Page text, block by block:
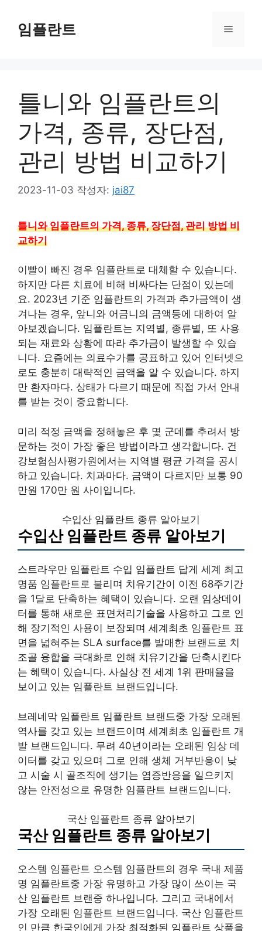
임플란트 메
틀니와 임플란트의
가격, 종류, 장단점,
관리 방법 비교하기
2023-11-03 작성자: jai87
틀니와 임플란트의 가격, 종류, 장단점, 관리 방법 비
교하기
이빨이 빠진 경우 임플란트로 대체할 수 있습니다.
하지만 다른 치료에 비해 비싸다는 단점이 있는데
요. 2023년 기준 임플란트의 가격과 추가금액이 생
겨나는 경우, 앞니와 어금니의 금액등에 대하여 알
아보겠습니다. 임플란트는 지역별, 종류별, 또 사용
되는 재료와 상황에 따라 추가금이 발생할 수 있습
니다. 요즘에는 의료수가를 공표하고 있어 인터넷으
로도 충분히 대략적인 금액을 알 수 있습니다. 하지
만 환자마다. 상태가 다르기 때문에 직접 가서 안내
를 받는 것이 중요합니다.
미리 적정 금액을 정해놓은 후 몇 군데를 추려서 방
문하는 것이 가장 좋은 방법이라고 생각합니다. 건
강보험심사평가원에서는 지역별 평균 가격을 공시
하고 있습니다. 치과마다. 금액이 다르지만 보통 90
만원 170만 원 사이입니다.
수입산 임플란트 종류 알아보기
수입산 임플란트 종류 알아보기
스트라우만 임플란트 수입 임플란트 답게 세계 최고
명품 임플란트로 불리며 치유기간이 이전 68주기간
을 1달로 단축하는 혜택이 있습니다. 오랜 임상데이
터를 통해 새로운 표면처리기술을 사용하고 그로 인
해 장기적인 사용이 보장되며 세계최초 임플란트 표
면을 넓혀주는 SLA surface를 발매한 브랜드로 치
조골 융합을 극대화로 인해 치유기간을 단축시킨다
는 혜택이 있습니다. 사실상 전 세계 1위 판매율을
보이고 있는 임플란트 브랜드입니다.
브레네막 임플란트 임플란트 브랜드중 가장 오래된
역사를 갖고 있는 브랜드이며 세계최초 임플란트 개
발 브랜드입니다. 무려 40년이라는 오래된 임상 데
이터를 갖고 있으며 그로 인해 생체 거부반응이 낮
고 시술 시 골조직에 생기는 염증반응을 일으키지
않는 안전성으로 유명한 임플란트 브랜드입니다.
국산 임플란트 종류 알아보기
국산 임플란트 종류 알아보기
오스템 임플란트 오스템 임플란트의 경우 국내 제품
명 임플란트중 가장 유명하고 가장 많이 쓰이는 국
산 임플란트 브랜중 하나입니다. 그리고 국내에서
가장 오래된 임플란트 브랜드입니다. 국산 임플란트
인 만큼 한국인에게 가장 최적화된 임플란트 상품을